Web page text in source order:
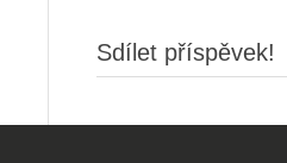
Sdílet příspěvek!